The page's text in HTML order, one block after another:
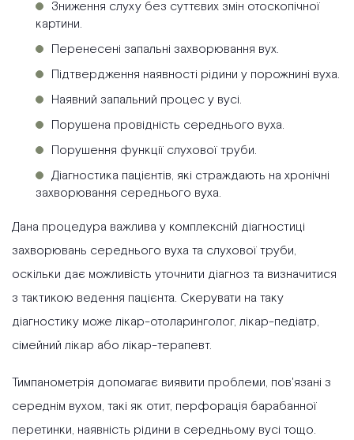
Зниження слуху без суттєвих змін отоскопічної
картини.
Перенесені запальні захворювання вух.
Підтвердження наявності рідини у порожнині вуха.
Наявний запальний процес у вусі.
Порушена провідність середнього вуха.
Порушення функції слухової труби.
Діагностика пацієнтів, які страждають на хронічні
захворювання середнього вуха.
Дана процедура важлива у комплексній діагностиці
захворювань середнього вуха та слухової труби,
оскільки дає можливість уточнити діагноз та визначитися
з тактикою ведення пацієнта. Скерувати на таку
діагностику може лікар-отоларинголог, лікар-педіатр,
сімейний лікар або лікар-терапевт.
Тимпанометрія допомагає виявити проблеми, пов'язані з
середнім вухом, такі як отит, перфорація барабанної
перетинки, наявність рідини в середньому вусі тощо.